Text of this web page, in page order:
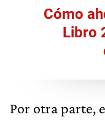
Cómo
Libro
Por otra parte,